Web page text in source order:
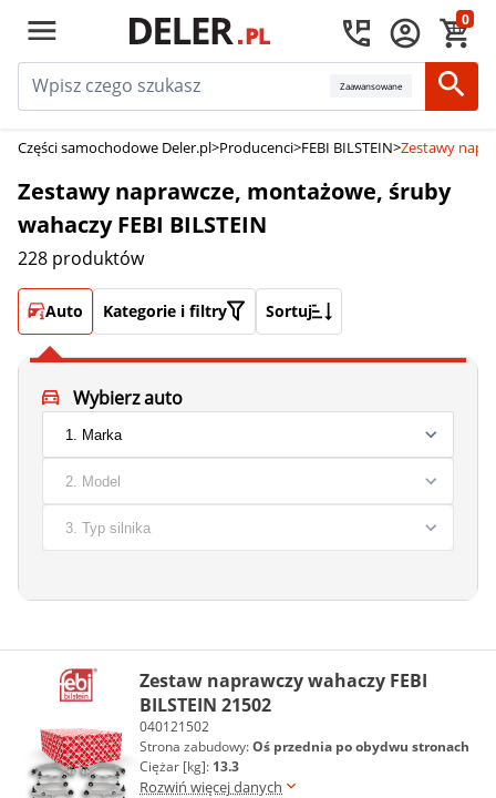
0
Zaawansowane
Części samochodowe Deler.pl>Producenci>FEBI BILSTEIN>Zestawy
Zestawy naprawcze, montażowe, śruby
wahaczy FEBI BILSTEIN
228 produktów
Auto Kategorie i filtry Sortuj
Wybierz auto
Zestaw naprawczy wahaczy FEBI
BILSTEIN 21502
040121502
Strona zabudowy:Oś przednia po obydwu stronach
Ciężar [kg]: 13.3
Rozwiń więcej danych